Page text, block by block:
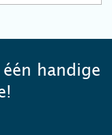
handige